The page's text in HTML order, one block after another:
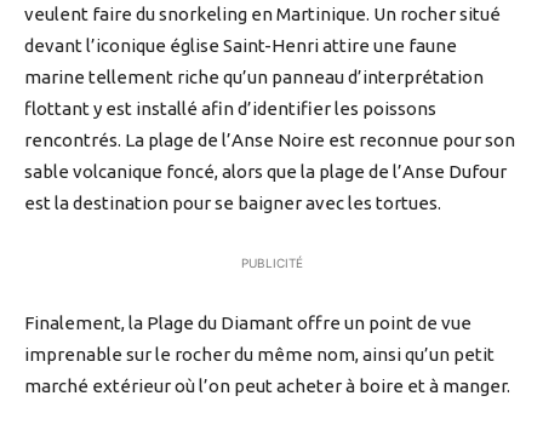
veulent faire du snorkeling en Martinique. Un rocher situé
devant l’iconique église Saint-Henri attire une faune
marine tellement riche qu’un panneau d’interprétation
flottant y est installé afin d’identifier les poissons
rencontrés. La plage de l’Anse Noire est reconnue pour son
sable volcanique foncé, alors que la plage de l’Anse Dufour
est la destination pour se baigner avec les tortues.
PUBLICITÉ
Finalement, la Plage du Diamant offre un point de vue
imprenable sur le rocher du même nom, ainsi qu’un petit
marché extérieur où l’on peut acheter à boire et à manger.